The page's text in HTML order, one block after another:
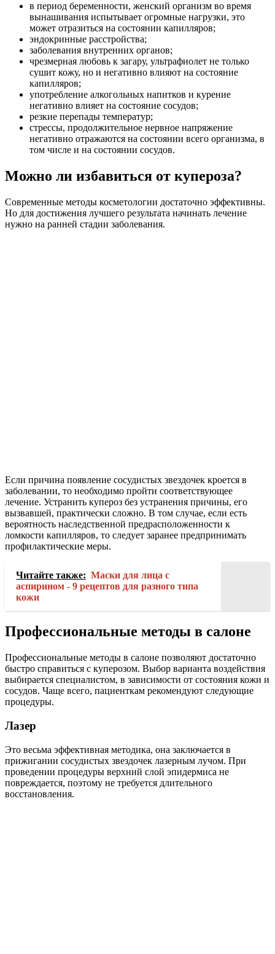
в период беременности, женский организм во время
вынашивания испытывает огромные нагрузки, это
может отразиться на состоянии капилляров;
эндокринные расстройства;
заболевания внутренних органов;
чрезмерная любовь к загару, ультрафиолет не только
сушит кожу, но и негативно влияют на состояние
капилляров;
употребление алкогольных напитков и курение
негативно влияет на состояние сосудов;
резкие перепады температур;
стрессы, продолжительное нервное напряжение
негативно отражаются на состоянии всего организма, в
том числе и на состоянии сосудов.
Можно ли избавиться от купероза?
Современные методы косметологии достаточно эффективны.
Но для достижения лучшего результата начинать лечение
нужно на ранней стадии заболевания.
Если причина появление сосудистых звездочек кроется в
заболевании, то необходимо пройти соответствующее
лечение. Устранить купероз без устранения причины, его
вызвавшей, практически сложно. В том случае, если есть
вероятность наследственной предрасположенности к
ломкости капилляров, то следует заранее предпринимать
профилактические меры.
Читайте также: Маски для лица с
аспирином - 9 рецептов для разного типа
кожи
Профессиональные методы в салоне
Профессиональные методы в салоне позволяют достаточно
быстро справиться с куперозом. Выбор варианта воздействия
выбирается специалистом, в зависимости от состояния кожи и
сосудов. Чаще всего, пациенткам рекомендуют следующие
процедуры.
Лазер
Это весьма эффективная методика, она заключается в
прижигании сосудистых звездочек лазерным лучом. При
проведении процедуры верхний слой эпидермиса не
повреждается, поэтому не требуется длительного
восстановления.